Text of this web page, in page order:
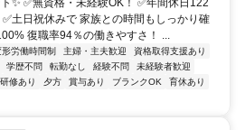
土日祝休みで 家族との時間もしっかり確
復職率94％の働きやすさ！ ...
形労働時間制 主婦・主夫歓迎
資格取得支援あり
学歴不問 転勤なし 経験不問
未経験者歓迎
研修あり 夕方 賞与あり ブランクOK
育休あり